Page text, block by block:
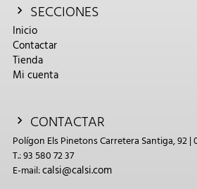
SECCIONES
Inicio
Contactar
Tienda
Mi cuenta
CONTACTAR
Polígon Els Pinetons Carretera Santiga, 92 |
T.: 93 580 72 37
E-mail:calsi@calsi.com